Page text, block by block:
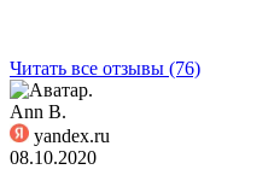
Читать все отзывы (76)
Ann B.
yandex.ru
08.10.2020